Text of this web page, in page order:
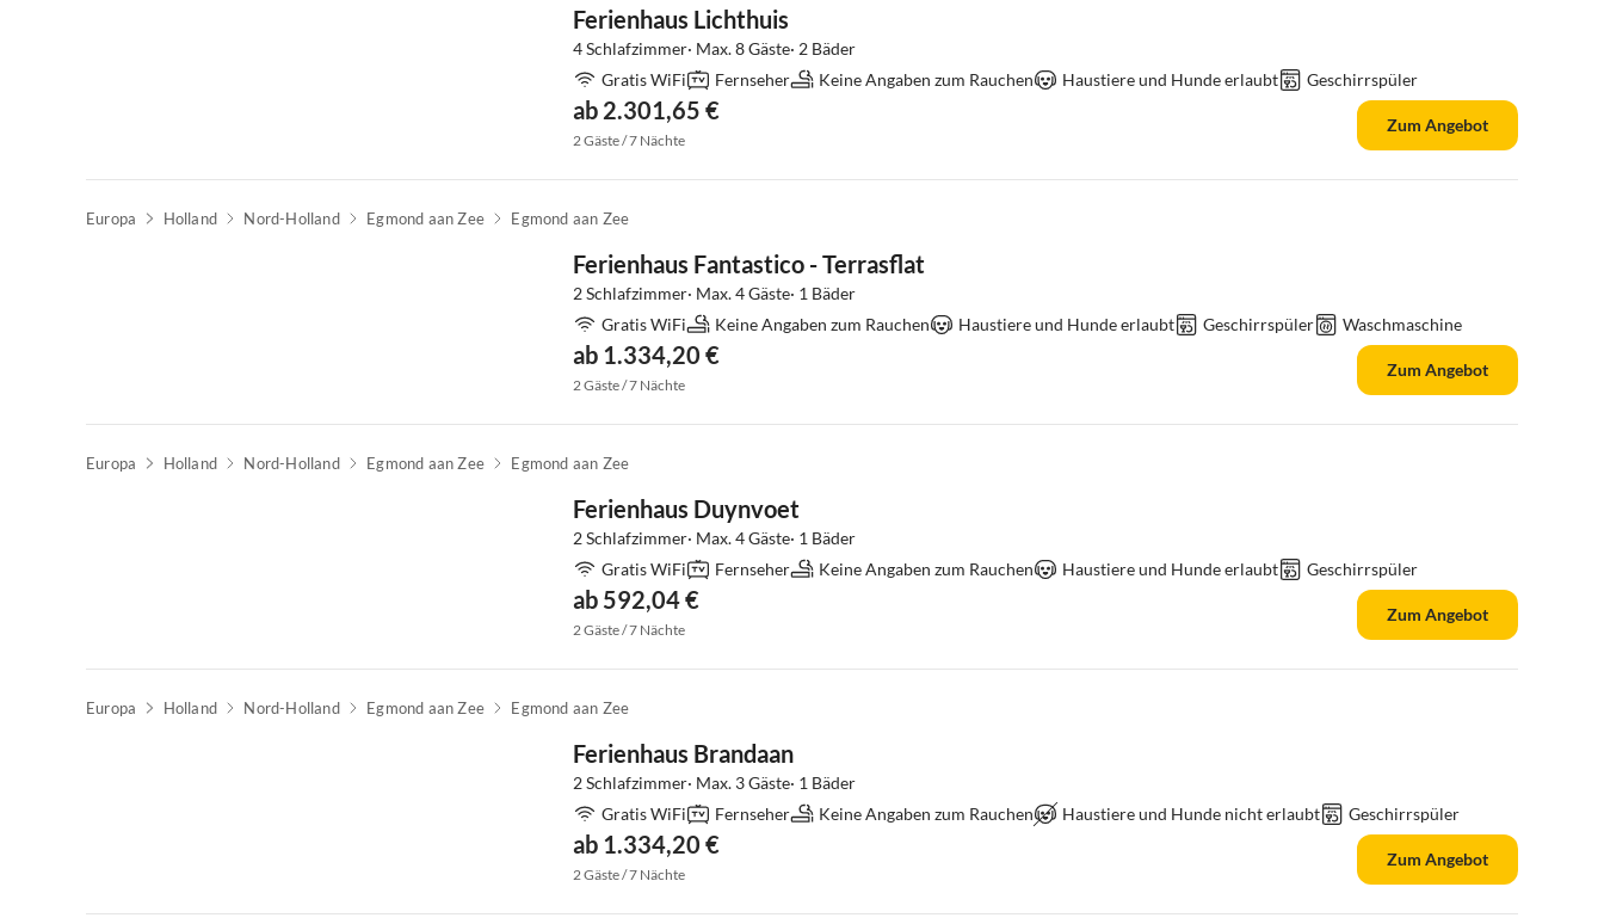
Ferienhaus Lichthuis
4 Schlafzimmer· Max. 8 Gäste· 2 Bäder
Gratis WiFi
Fernseher Keine Angaben zum Rauchen Haustiere und Hunde erlaubt Geschirrspüler
ab 2.301,65 €
2 Gäste / 7 Nächte
Zum Angebot
Europa Holland Nord-Holland Egmond aan Zee Egmond aan Zee
Ferienhaus Fantastico - Terrasflat
2 Schlafzimmer· Max. 4 Gäste· 1 Bäder
Gratis WiFi
Keine Angaben zum Rauchen Haustiere und Hunde erlaubt Geschirrspüler Waschmaschine
ab 1.334,20 €
2 Gäste / 7 Nächte
Zum Angebot
Europa Holland Nord-Holland Egmond aan Zee Egmond aan Zee
Ferienhaus Duynvoet
2 Schlafzimmer· Max. 4 Gäste· 1 Bäder
Gratis WiFi
Fernseher Keine Angaben zum Rauchen Haustiere und Hunde erlaubt Geschirrspüler
ab 592,04 €
2 Gäste / 7 Nächte
Zum Angebot
Europa Holland Nord-Holland Egmond aan Zee Egmond aan Zee
Ferienhaus Brandaan
2 Schlafzimmer· Max. 3 Gäste· 1 Bäder
Gratis WiFi
Fernseher Keine Angaben zum Rauchen Haustiere und Hunde nicht erlaubt Geschirrspüler
ab 1.334,20 €
2 Gäste / 7 Nächte
Zum Angebot